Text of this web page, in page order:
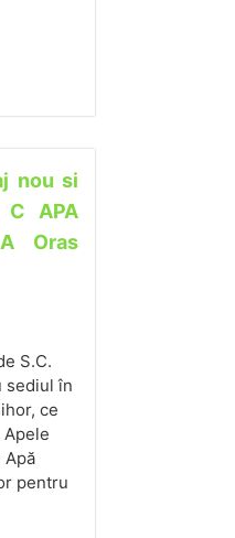
nou si
C APA
Oras
S.C.
sediul în
ce
Apă
pentru